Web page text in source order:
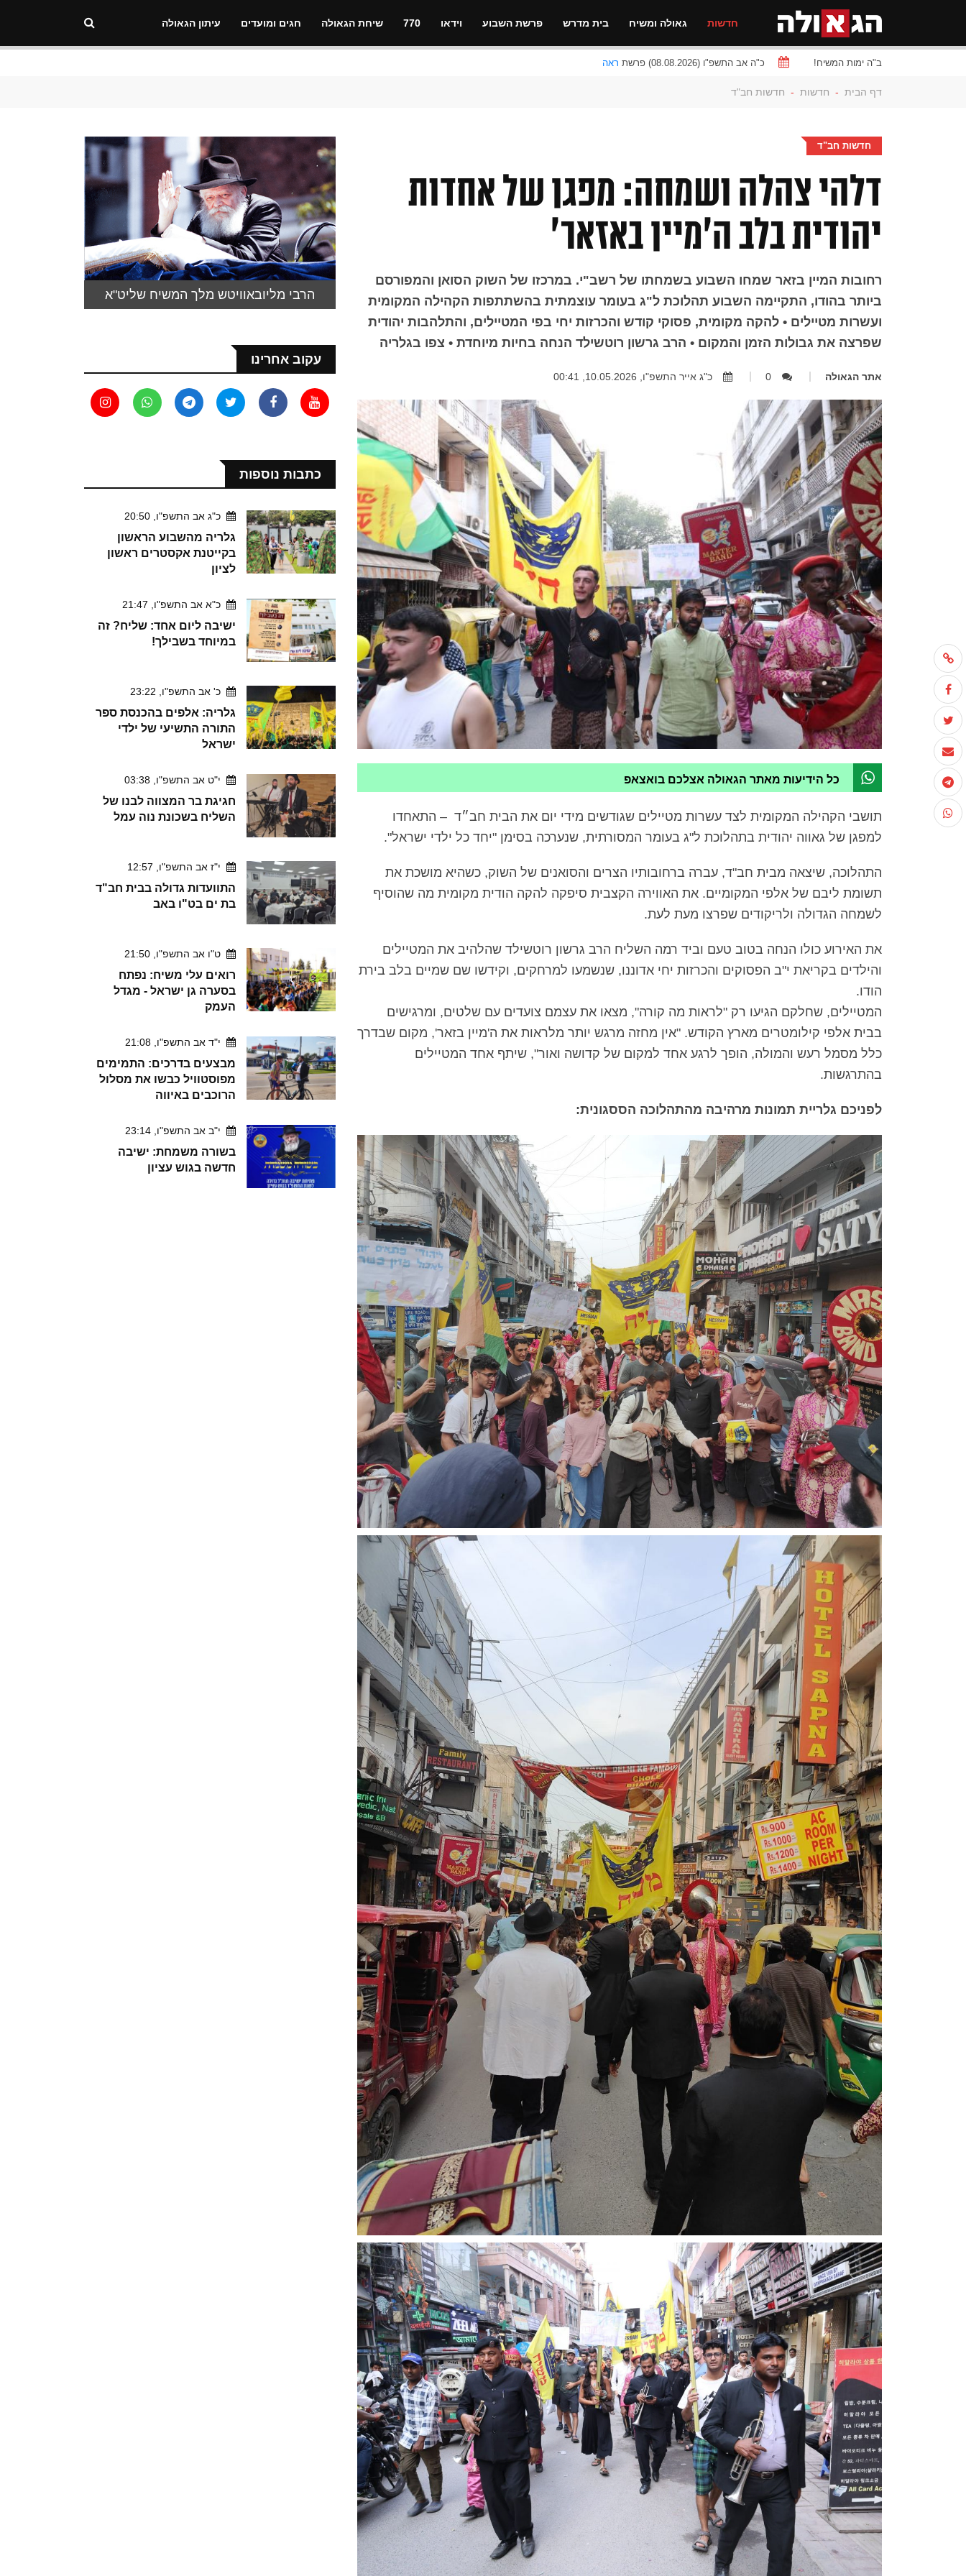
חדשות גאולה ומשיח בית מדרש פרשת השבוע וידאו 770 שיחת הגאולה חגים ומועדים עיתון הגאולה
ב"ה ימות המשיח! כ"ה אב התשפ"ו (08.08.2026) פרשת ראה
דף הבית - חדשות - חדשות חב"ד
חדשות חב"ד
דלהי צהלה ושמחה: מפגן של אחדות
יהודית בלב ה'מיין באזאר'
רחובות המיין בזאר שמחו השבוע בשמחתו של רשב"י. במרכזו של השוק הסואן והמפורסם
ביותר בהודו, התקיימה השבוע תהלוכת ל"ג בעומר עוצמתית בהשתתפות הקהילה המקומית
ועשרות מטיילים • להקה מקומית, פסוקי קודש והכרזות יחי בפי המטיילים, והתלהבות יהודית
שפרצה את גבולות הזמן והמקום • הרב גרשון רוטשילד הנחה בחיות מיוחדת • צפו בגלריה
אתר הגאולה 0 כ"ג אייר התשפ"ו, 10.05.2026, 00:41
כל הידיעות מאתר הגאולה אצלכם בואצאפ
תושבי הקהילה המקומית לצד עשרות מטיילים שגודשים מידי יום את הבית חב״ד – התאחדו
למפגן של גאווה יהודית בתהלוכת ל"ג בעומר המסורתית, שנערכה בסימן "יחד כל ילדי ישראל".
התהלוכה, שיצאה מבית חב"ד, עברה ברחובותיו הצרים והסואנים של השוק, כשהיא מושכת את
תשומת ליבם של אלפי המקומיים. את האווירה הקצבית סיפקה להקה הודית מקומית מה שהוסיף
לשמחה הגדולה ולריקודים שפרצו מעת לעת.
את האירוע כולו הנחה בטוב טעם וביד רמה השליח הרב גרשון רוטשילד שהלהיב את המטיילים
והילדים בקריאת י"ב הפסוקים והכרזות יחי אדוננו, שנשמעו למרחקים, וקידשו שם שמיים בלב בירת
הודו.
המטיילים, שחלקם הגיעו רק "לראות מה קורה", מצאו את עצמם צועדים עם שלטים, ומרגישים
בבית אלפי קילומטרים מארץ הקודש. "אין מחזה מרגש יותר מלראות את ה'מיין בזאר', מקום שבדרך
כלל מסמל רעש והמולה, הופך לרגע אחד למקום של קדושה ואור", שיתף אחד המטיילים
בהתרגשות.
לפניכם גלריית תמונות מרהיבה מהתהלוכה הססגונית:
הרבי מליובאוויטש מלך המשיח שליט"א
עקוב אחרינו
כתבות נוספות
כ"ג אב התשפ"ו, 20:50
גלריה מהשבוע הראשון
בקייטנת אקסטרים ראשון
לציון
כ"א אב התשפ"ו, 21:47
ישיבה ליום אחד: שליח? זה
במיוחד בשבילך!
כ' אב התשפ"ו, 23:22
גלריה: אלפים בהכנסת ספר
התורה התשיעי של ילדי
ישראל
י"ט אב התשפ"ו, 03:38
חגיגת בר המצווה לבנו של
השליח בשכונת נוה עמל
י"ז אב התשפ"ו, 12:57
התוועדות גדולה בבית חב"ד
בת ים בט"ו באב
ט"ו אב התשפ"ו, 21:50
רואים עלי משיח: נפתח
בסערה גן ישראל - מגדל
העמק
י"ד אב התשפ"ו, 21:08
מבצעים בדרכים: התמימים
מפוסטוויל כבשו את מסלול
הרוכבים באיווה
י"ב אב התשפ"ו, 23:14
בשורה משמחת: ישיבה
חדשה בגוש עציון